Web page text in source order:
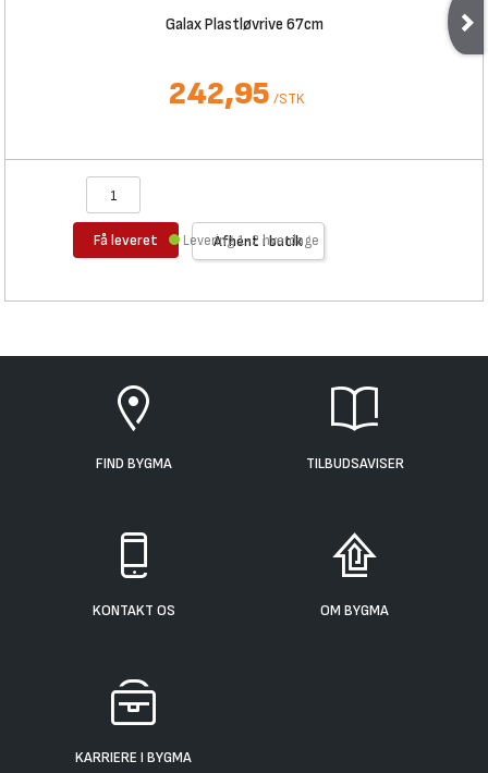
Galax Plastløvrive 67cm
242,95 /STK
Få leveret Afhent i butik
Levering 1-2 hverdage
FIND BYGMA TILBUDSAVISER
KONTAKT OS OM BYGMA
KARRIERE I BYGMA